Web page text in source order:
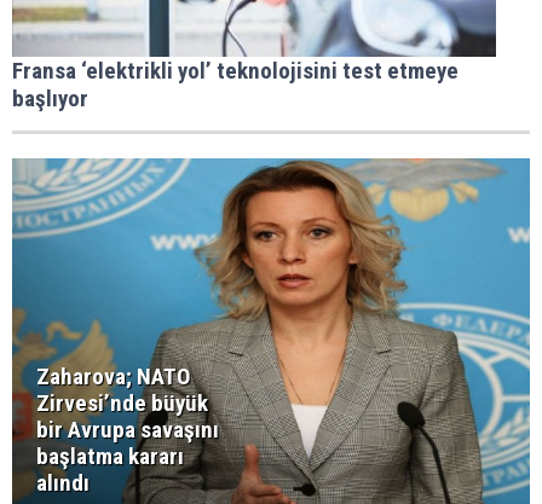
Fransa ‘elektrikli yol’ teknolojisini test etmeye
başlıyor
Zaharova; NATO
Zirvesi’nde büyük
bir Avrupa savaşını
başlatma kararı
alındı